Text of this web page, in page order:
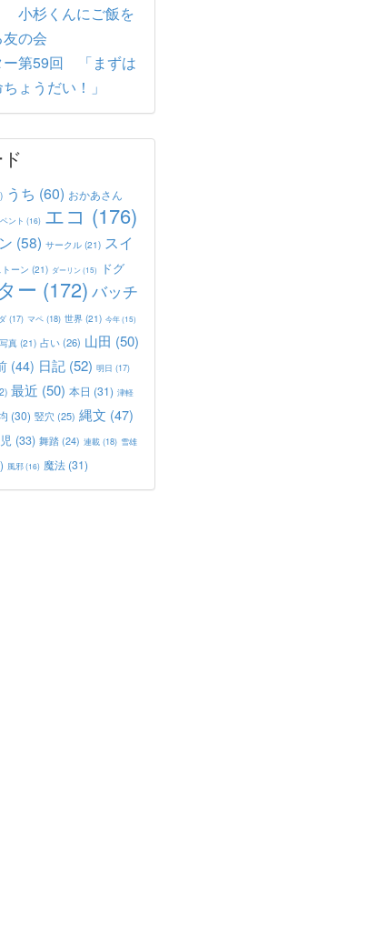
小杉くんにご飯を
の会
ー第59回 「まずは
ょうだい！」
うち (60) おかあさん
ント (16) エコ (176)
(58) サークル (21) スイ
トーン (21) ダーリン(15)
ドグ
ー (172) バッチ
(17) マペ (18) 世界 (21) 今年(15)
写真 (21) 占い(26) 山田 (50)
(44) 日記 (52) 明日 (17)
最近 (50) 本日 (31) 津軽
(30) 竪穴 (25) 縄文 (47)
(33) 舞踏 (24) 連載 (18) 雪雄
風邪(16) 魔法 (31)